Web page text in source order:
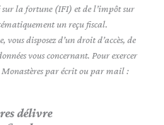
la fortune (IFI) et de l’impôt sur
un reçu fiscal.
disposez d’un droit d’accès, de
vous concernant. Pour exercer
par écrit ou par mail :
délivre